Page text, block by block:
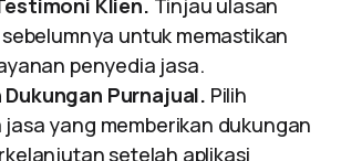
Klien. Tinjau ulasan
untuk memastikan
penyedia jasa.
Purnajual. Pilih
yang memberikan dukungan
setelah aplikasi